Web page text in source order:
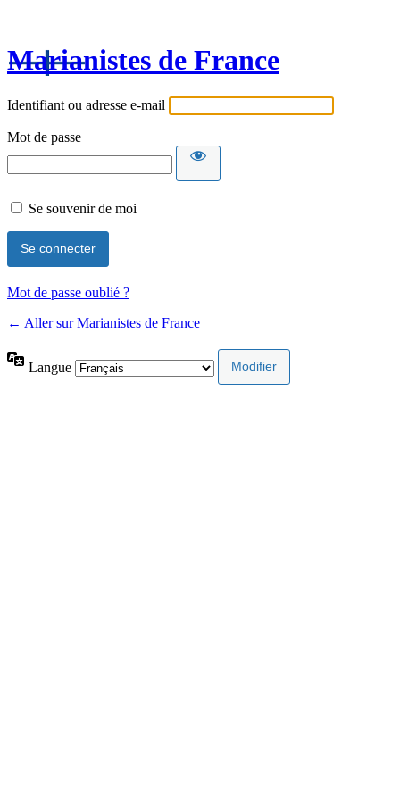
Marianistes de France
Identifiant ou adresse e-mail
Mot de passe
Se souvenir de moi
Mot de passe oublié ?
← Aller sur Marianistes de France
Langue